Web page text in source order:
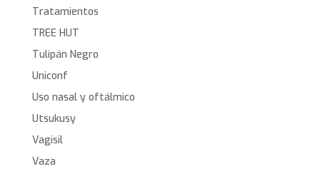
Tratamientos
TREE HUT
Tulipán Negro
Uniconf
Uso nasal y oftálmico
Utsukusy
Vagisil
Vaza